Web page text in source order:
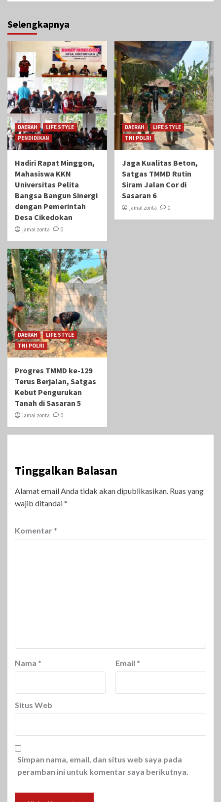
Selengkapnya
DAERAH
LIFE STYLE
PENDIDIKAN
Hadiri Rapat Minggon,
Mahasiswa KKN
Universitas Pelita
Bangsa Bangun Sinergi
dengan Pemerintah
Desa Cikedokan
jamal zonta 0
DAERAH
LIFE STYLE
TNI POLRI
Jaga Kualitas Beton,
Satgas TMMD Rutin
Siram Jalan Cor di
Sasaran 6
jamal zonta 0
DAERAH
LIFE STYLE
TNI POLRI
Progres TMMD ke-129
Terus Berjalan, Satgas
Kebut Pengurukan
Tanah di Sasaran 5
jamal zonta 0
Tinggalkan Balasan
Alamat email Anda tidak akan dipublikasikan. Ruas yang
wajib ditandai*
Komentar *
Nama * Email *
Situs Web
Simpan nama, email, dan situs web saya pada
peramban ini untuk komentar saya berikutnya.